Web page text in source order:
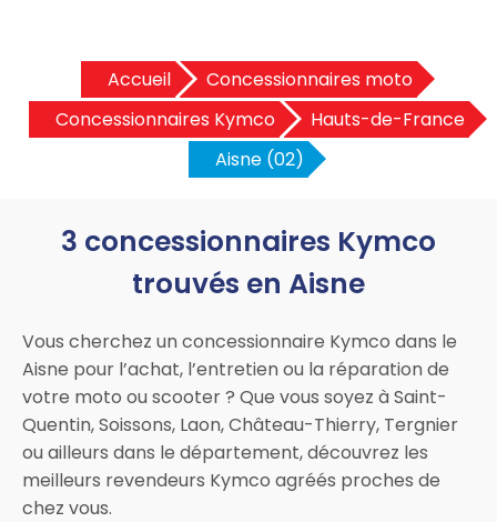
Accueil
Concessionnaires moto
Concessionnaires Kymco
Hauts-de-France
Aisne (02)
3 concessionnaires Kymco
trouvés en Aisne
Vous cherchez un concessionnaire Kymco dans le
Aisne pour l’achat, l’entretien ou la réparation de
votre moto ou scooter ? Que vous soyez à Saint-
Quentin, Soissons, Laon, Château-Thierry, Tergnier
ou ailleurs dans le département, découvrez les
meilleurs revendeurs Kymco agréés proches de
chez vous.